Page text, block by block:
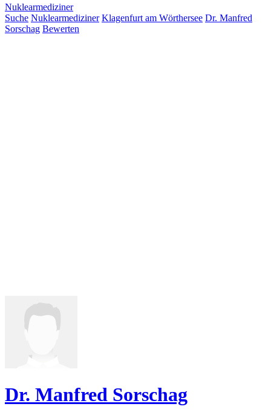
Nuklearmediziner
Suche Nuklearmediziner Klagenfurt am Wörthersee Dr. Manfred
Sorschag Bewerten
Dr. Manfred Sorschag